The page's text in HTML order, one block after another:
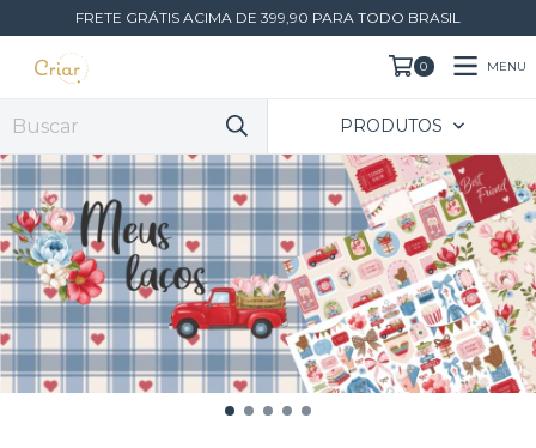
FRETE GRÁTIS ACIMA DE 399,90 PARA TODO BRASIL
0 MENU
PRODUTOS